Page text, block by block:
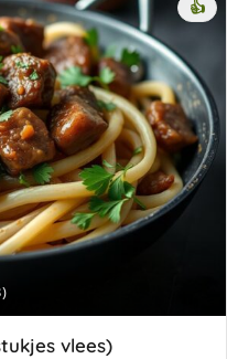
👍
vlees)